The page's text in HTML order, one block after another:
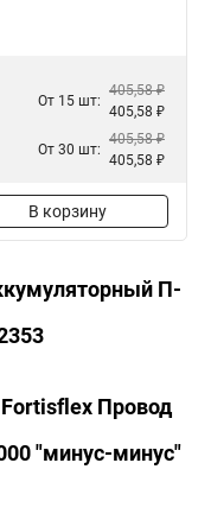
От 15 шт:
405,58 ₽
405,58 ₽
От 30 шт:
405,58 ₽
405,58 ₽
В корзину
П-
Fortisflex Провод
"минус-минус"